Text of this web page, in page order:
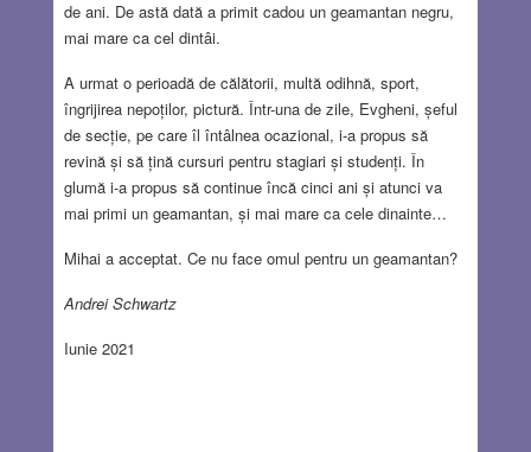
de ani. De astă dată a primit cadou un geamantan negru,
mai mare ca cel dintâi.
A urmat o perioadă de călătorii, multă odihnă, sport,
îngrijirea nepoților, pictură. Într-una de zile, Evgheni, șeful
de secție, pe care îl întâlnea ocazional, i-a propus să
revină și să țină cursuri pentru stagiari și studenți. În
glumă i-a propus să continue încă cinci ani și atunci va
mai primi un geamantan, și mai mare ca cele dinainte…
Mihai a acceptat. Ce nu face omul pentru un geamantan?
Andrei Schwartz
Iunie 2021